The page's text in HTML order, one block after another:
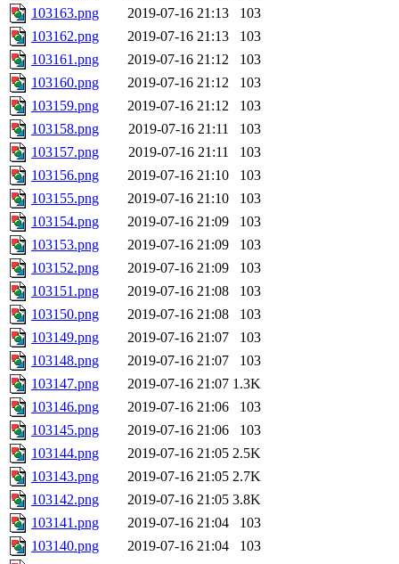
103163.png
2019-07-16 21:13
103
103162.png
2019-07-16 21:13
103
103161.png
2019-07-16 21:12
103
103160.png
2019-07-16 21:12
103
103159.png
2019-07-16 21:12
103
103158.png
2019-07-16 21:11
103
103157.png
2019-07-16 21:11
103
103156.png
2019-07-16 21:10
103
103155.png
2019-07-16 21:10
103
103154.png
2019-07-16 21:09
103
103153.png
2019-07-16 21:09
103
103152.png
2019-07-16 21:09
103
103151.png
2019-07-16 21:08
103
103150.png
2019-07-16 21:08
103
103149.png
2019-07-16 21:07
103
103148.png
2019-07-16 21:07
103
103147.png
2019-07-16 21:07 1.3K
103146.png
2019-07-16 21:06
103
103145.png
2019-07-16 21:06
103
103144.png
2019-07-16 21:05 2.5K
103143.png
2019-07-16 21:05 2.7K
103142.png
2019-07-16 21:05 3.8K
103141.png
2019-07-16 21:04
103
103140.png
2019-07-16 21:04
103